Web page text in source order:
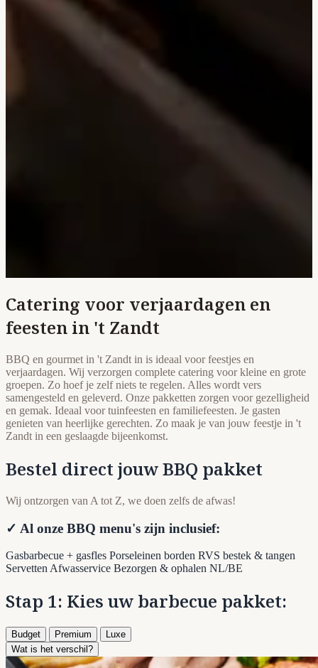
Catering voor verjaardagen en
feesten in 't Zandt
BBQ en gourmet in 't Zandt in is ideaal voor feestjes en
verjaardagen. Wij verzorgen complete catering voor kleine en grote
groepen. Zo hoef je zelf niets te regelen. Alles wordt vers
samengesteld en geleverd. Onze pakketten zorgen voor gezelligheid
en gemak. Ideaal voor tuinfeesten en familiefeesten. Je gasten
genieten van heerlijke gerechten. Zo maak je van jouw feestje in 't
Zandt in een geslaagde bijeenkomst.
Bestel direct jouw BBQ pakket
Wij ontzorgen van A tot Z, we doen zelfs de afwas!
✓ Al onze BBQ menu's zijn inclusief:
Gasbarbecue + gasfles Porseleinen borden RVS bestek & tangen
Servetten Afwasservice Bezorgen & ophalen NL/BE
Stap 1: Kies uw barbecue pakket:
Budget Premium
Luxe
Wat is het verschil?